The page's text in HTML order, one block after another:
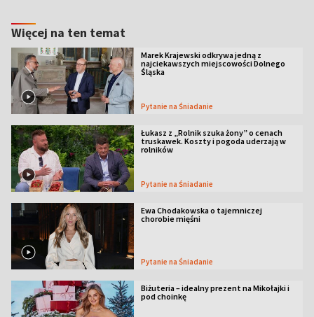
Więcej na ten temat
Marek Krajewski odkrywa jedną z
najciekawszych miejscowości Dolnego
Śląska
Pytanie na Śniadanie
Łukasz z „Rolnik szuka żony” o cenach
truskawek. Koszty i pogoda uderzają w
rolników
Pytanie na Śniadanie
Ewa Chodakowska o tajemniczej
chorobie mięśni
Pytanie na Śniadanie
Biżuteria – idealny prezent na Mikołajki i
pod choinkę